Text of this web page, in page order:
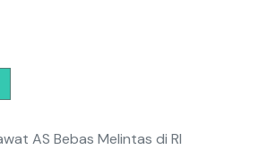
AS Bebas Melintas di RI